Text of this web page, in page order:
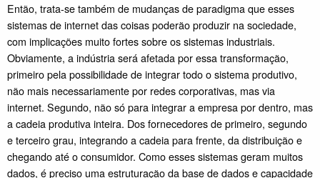
Então, trata-se também de mudanças de paradigma que esses
sistemas de internet das coisas poderão produzir na sociedade,
com implicações muito fortes sobre os sistemas industriais.
Obviamente, a indústria será afetada por essa transformação,
primeiro pela possibilidade de integrar todo o sistema produtivo,
não mais necessariamente por redes corporativas, mas via
internet. Segundo, não só para integrar a empresa por dentro, mas
a cadeia produtiva inteira. Dos fornecedores de primeiro, segundo
e terceiro grau, integrando a cadeia para frente, da distribuição e
chegando até o consumidor. Como esses sistemas geram muitos
dados, é preciso uma estruturação da base de dados e capacidade